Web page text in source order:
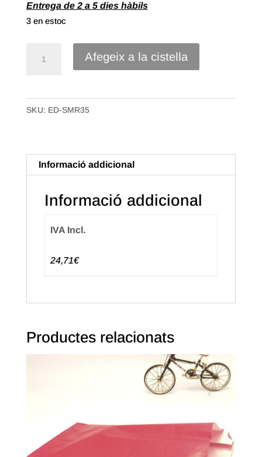
Entrega de 2 a 5 dies hàbils
3 en estoc
Polipropilè
Metal·litzat
Color
vermell
Brillant
(50u.)
Afegeix a la cistella
SKU: ED-SMR35
Informació addicional
Informació addicional
IVA Incl.
24,71€
Productes relacionats